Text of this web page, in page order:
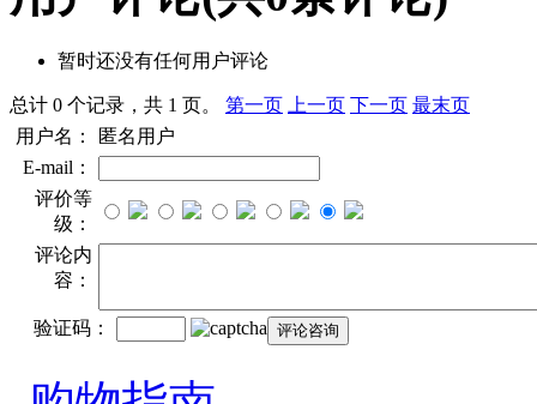
暂时还没有任何用户评论
总计 0 个记录，共 1 页。 第一页 上一页 下一页 最末页
用户名：
匿名用户
E-mail：
评价等
级：
评论内
容：
验证码：